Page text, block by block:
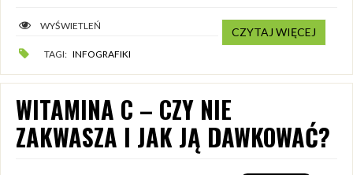
WYŚWIETLEŃ CZYTAJ WIĘCEJ
TAGI: INFOGRAFIKI
WITAMINA C – CZY NIE
ZAKWASZA I JAK JĄ DAWKOWAĆ?